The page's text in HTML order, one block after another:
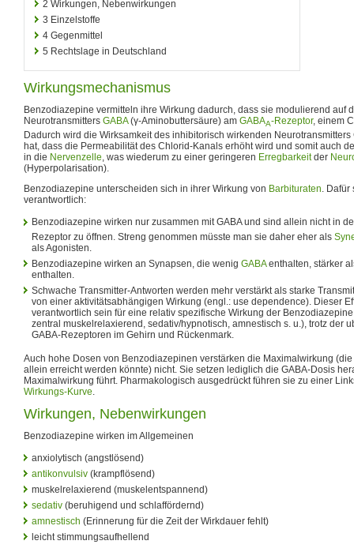
2 Wirkungen, Nebenwirkungen
3 Einzelstoffe
4 Gegenmittel
5 Rechtslage in Deutschland
Wirkungsmechanismus
Benzodiazepine vermitteln ihre Wirkung dadurch, dass sie modulierend auf
Neurotransmitters GABA(γ-Aminobuttersäure) am GABAA-Rezeptor, einem
Dadurch wird die Wirksamkeit des inhibitorisch wirkenden Neurotransmitters
hat, dass die Permeabilität des Chlorid-Kanals erhöht wird und somit auch
in die Nervenzelle, was wiederum zu einer geringeren Erregbarkeitder
(Hyperpolarisation).
Benzodiazepine unterscheiden sich in ihrer Wirkung von Barbituraten. Dafür
verantwortlich:
Benzodiazepine wirken nur zusammen mit GABA und sind allein nicht in
Rezeptor zu öffnen. Streng genommen müsste man sie daher eher als
als Agonisten.
Benzodiazepine wirken an Synapsen, die wenig GABAenthalten, stärker
enthalten.
Schwache Transmitter-Antworten werden mehr verstärkt als starke
von einer aktivitätsabhängigen Wirkung (engl.: use dependence). Dieser
verantwortlich sein für eine relativ spezifische Wirkung der
zentral muskelrelaxierend, sedativ/hypnotisch, amnestisch s. u.), trotz der
GABA-Rezeptoren im Gehirn und Rückenmark.
Auch hohe Dosen von Benzodiazepinen verstärken die Maximalwirkung
allein erreicht werden könnte) nicht. Sie setzen lediglich die GABA-Dosis
Maximalwirkung führt. Pharmakologisch ausgedrückt führen sie zu einer
Wirkungs-Kurve
Wirkungen, Nebenwirkungen
Benzodiazepine wirken im Allgemeinen
anxiolytisch (angstlösend)
antikonvulsiv (krampflösend)
muskelrelaxierend (muskelentspannend)
sedativ (beruhigend und schlaffördernd)
amnestisch (Erinnerung für die Zeit der Wirkdauer fehlt)
leicht stimmungsaufhellend